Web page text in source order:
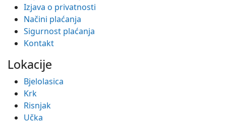
Izjava o privatnosti
Načini plaćanja
Sigurnost plaćanja
Kontakt
Lokacije
Bjelolasica
Krk
Risnjak
Učka